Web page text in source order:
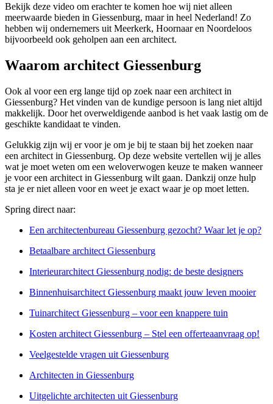
Bekijk deze video om erachter te komen hoe wij niet alleen
meerwaarde bieden in Giessenburg, maar in heel Nederland! Zo
hebben wij ondernemers uit Meerkerk, Hoornaar en Noordeloos
bijvoorbeeld ook geholpen aan een architect.
Waarom architect Giessenburg
Ook al voor een erg lange tijd op zoek naar een architect in
Giessenburg? Het vinden van de kundige persoon is lang niet altijd
makkelijk. Door het overweldigende aanbod is het vaak lastig om de
geschikte kandidaat te vinden.
Gelukkig zijn wij er voor je om je bij te staan bij het zoeken naar
een architect in Giessenburg. Op deze website vertellen wij je alles
wat je moet weten om een weloverwogen keuze te maken wanneer
je voor een architect in Giessenburg wilt gaan. Dankzij onze hulp
sta je er niet alleen voor en weet je exact waar je op moet letten.
Spring direct naar:
Een architectenbureau Giessenburg gezocht? Waar let je op?
Betaalbare architect Giessenburg
Interieurarchitect Giessenburg nodig: de beste designers
Binnenhuisarchitect Giessenburg maakt jouw leven mooier
Tuinarchitect Giessenburg – voor een knappere tuin
Kosten architect Giessenburg – Stel een offerteaanvraag op!
Veelgestelde vragen uit Giessenburg
Architecten in Giessenburg
Uitgelichte architecten uit Giessenburg